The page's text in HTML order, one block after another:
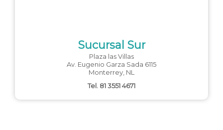
Sucursal Sur
Plaza las Villas
Av. Eugenio Garza Sada 6115
Monterrey, NL
Tel. 81 3551 4671